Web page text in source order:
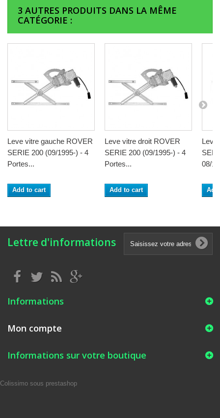
3 AUTRES PRODUITS DANS LA MÊME
CATÉGORIE :
Leve vitre gauche ROVER
SERIE 200 (09/1995-) - 4
Portes...
Add to cart
Leve vitre droit ROVER
SERIE 200 (09/1995-) - 4
Portes...
Add to cart
Leve
08/
Lettre d'informations
Informations
Mon compte
Informations sur votre boutique
Colissimo sous prestashop